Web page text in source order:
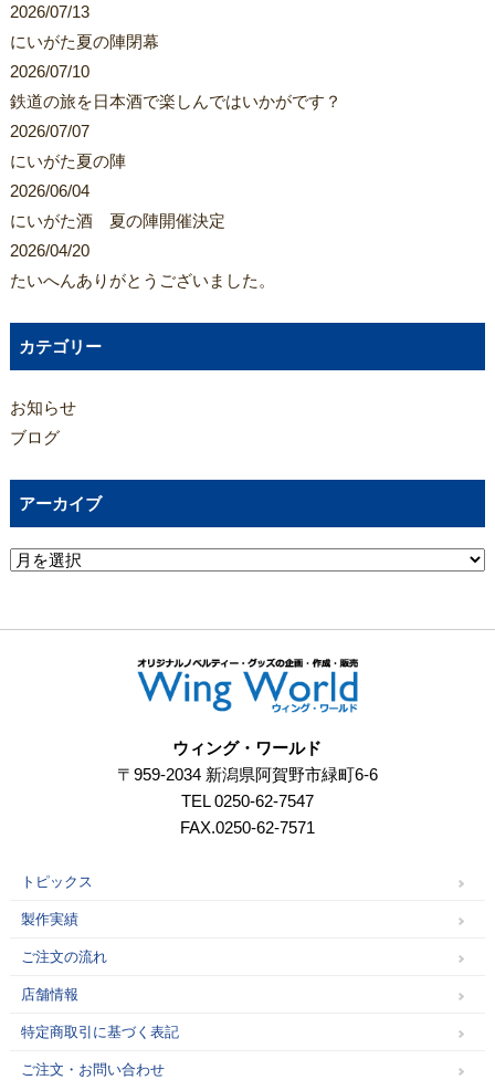
2026/07/13
にいがた夏の陣閉幕
2026/07/10
鉄道の旅を日本酒で楽しんではいかがです？
2026/07/07
にいがた夏の陣
2026/06/04
にいがた酒 夏の陣開催決定
2026/04/20
たいへんありがとうございました。
カテゴリー
お知らせ
ブログ
アーカイブ
ウィング・ワールド
〒959-2034 新潟県阿賀野市緑町6-6
TEL 0250-62-7547
FAX.0250-62-7571
トピックス
製作実績
ご注文の流れ
店舗情報
特定商取引に基づく表記
ご注文・お問い合わせ